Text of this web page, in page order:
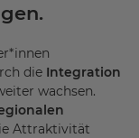
die Integration
wachsen.
Attraktivität